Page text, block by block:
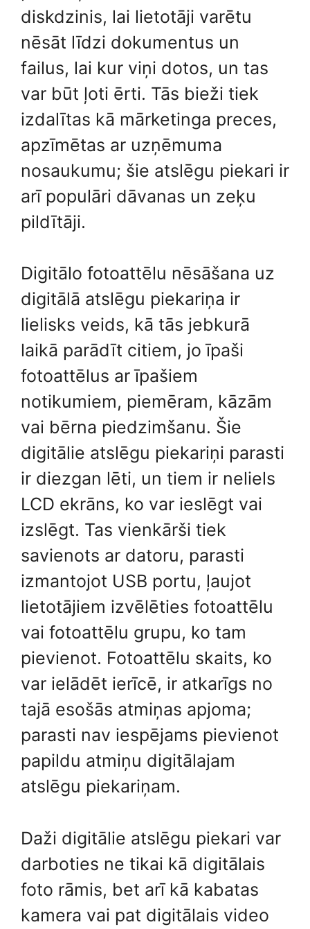
diskdzinis, lai lietotāji varētu
nēsāt līdzi dokumentus un
failus, lai kur viņi dotos, un tas
var būt ļoti ērti. Tās bieži tiek
izdalītas kā mārketinga preces,
apzīmētas ar uzņēmuma
nosaukumu; šie atslēgu piekari ir
arī populāri dāvanas un zeķu
pildītāji.
Digitālo fotoattēlu nēsāšana uz
digitālā atslēgu piekariņa ir
lielisks veids, kā tās jebkurā
laikā parādīt citiem, jo ​​īpaši
fotoattēlus ar īpašiem
notikumiem, piemēram, kāzām
vai bērna piedzimšanu. Šie
digitālie atslēgu piekariņi parasti
ir diezgan lēti, un tiem ir neliels
LCD ekrāns, ko var ieslēgt vai
izslēgt. Tas vienkārši tiek
savienots ar datoru, parasti
izmantojot USB portu, ļaujot
lietotājiem izvēlēties fotoattēlu
vai fotoattēlu grupu, ko tam
pievienot. Fotoattēlu skaits, ko
var ielādēt ierīcē, ir atkarīgs no
tajā esošās atmiņas apjoma;
parasti nav iespējams pievienot
papildu atmiņu digitālajam
atslēgu piekariņam.
Daži digitālie atslēgu piekari var
darboties ne tikai kā digitālais
foto rāmis, bet arī kā kabatas
kamera vai pat digitālais video